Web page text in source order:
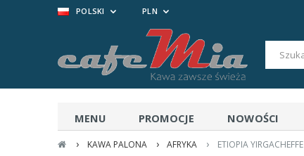
MENU PROMOCJE
NOWOŚCI
›
KAWA PALONA › AFRYKA › ETIOPIA YIRGACHEFFE
POLSKI PLN